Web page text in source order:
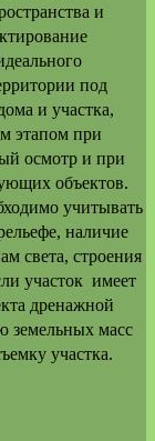
и
под
и участка,
этапом при
осмотр и при
объектов.
учитывать
наличие
света, строения
участок имеет
дренажной
земельных масс
участка.